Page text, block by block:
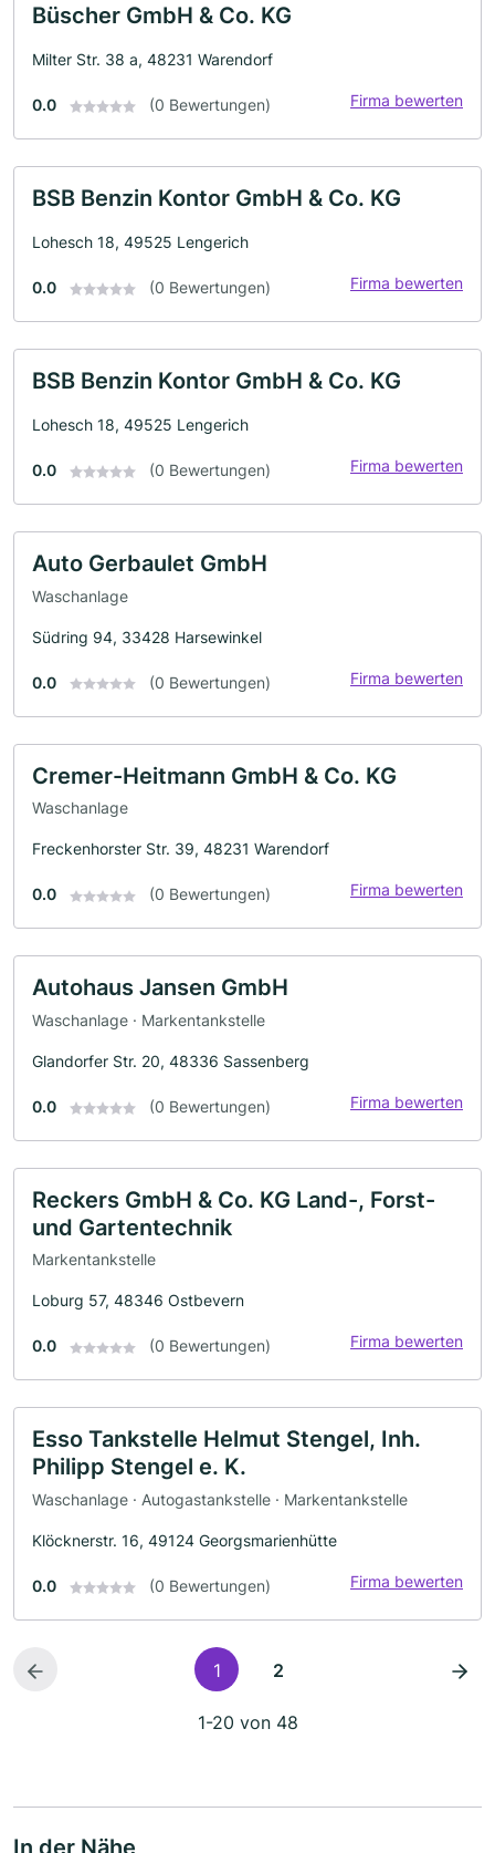
Büscher GmbH & Co. KG
Milter Str. 38 a, 48231 Warendorf
0.0 (0 Bewertungen) Firma bewerten
BSB Benzin Kontor GmbH & Co. KG
Lohesch 18, 49525 Lengerich
0.0 (0 Bewertungen) Firma bewerten
BSB Benzin Kontor GmbH & Co. KG
Lohesch 18, 49525 Lengerich
0.0 (0 Bewertungen) Firma bewerten
Auto Gerbaulet GmbH
Waschanlage
Südring 94, 33428 Harsewinkel
0.0 (0 Bewertungen) Firma bewerten
Cremer-Heitmann GmbH & Co. KG
Waschanlage
Freckenhorster Str. 39, 48231 Warendorf
0.0 (0 Bewertungen) Firma bewerten
Autohaus Jansen GmbH
Waschanlage · Markentankstelle
Glandorfer Str. 20, 48336 Sassenberg
0.0 (0 Bewertungen) Firma bewerten
Reckers GmbH & Co. KG Land-, Forst-
und Gartentechnik
Markentankstelle
Loburg 57, 48346 Ostbevern
0.0 (0 Bewertungen) Firma bewerten
Esso Tankstelle Helmut Stengel, Inh.
Philipp Stengel e. K.
Waschanlage · Autogastankstelle · Markentankstelle
Klöcknerstr. 16, 49124 Georgsmarienhütte
0.0 (0 Bewertungen) Firma bewerten
1 2
1-20 von 48
In der Nähe